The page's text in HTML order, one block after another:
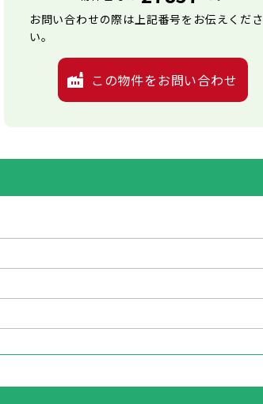
お問い合わせの際は上記番号をお伝えくださ
い。
この物件をお問い合わせ